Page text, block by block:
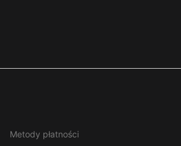
Metody płatności